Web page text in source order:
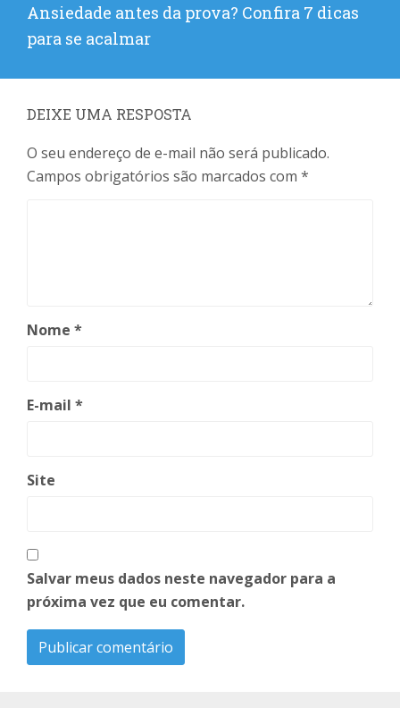
Próximo
post:
Ansiedade antes da prova? Confira 7 dicas
para se acalmar
DEIXE UMA RESPOSTA
O seu endereço de e-mail não será publicado.
Campos obrigatórios são marcados com *
Nome *
E-mail *
Site
Salvar meus dados neste navegador para a
próxima vez que eu comentar.